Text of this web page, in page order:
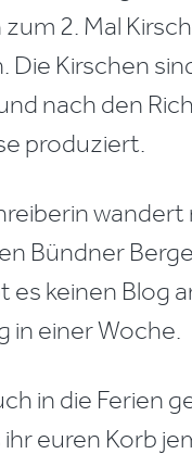
2. Mal
Die Kirschen
nach den
produziert.
wandert
Bündner
es keinen Blog
in einer Woche.
in die Ferien
ihr euren Korb